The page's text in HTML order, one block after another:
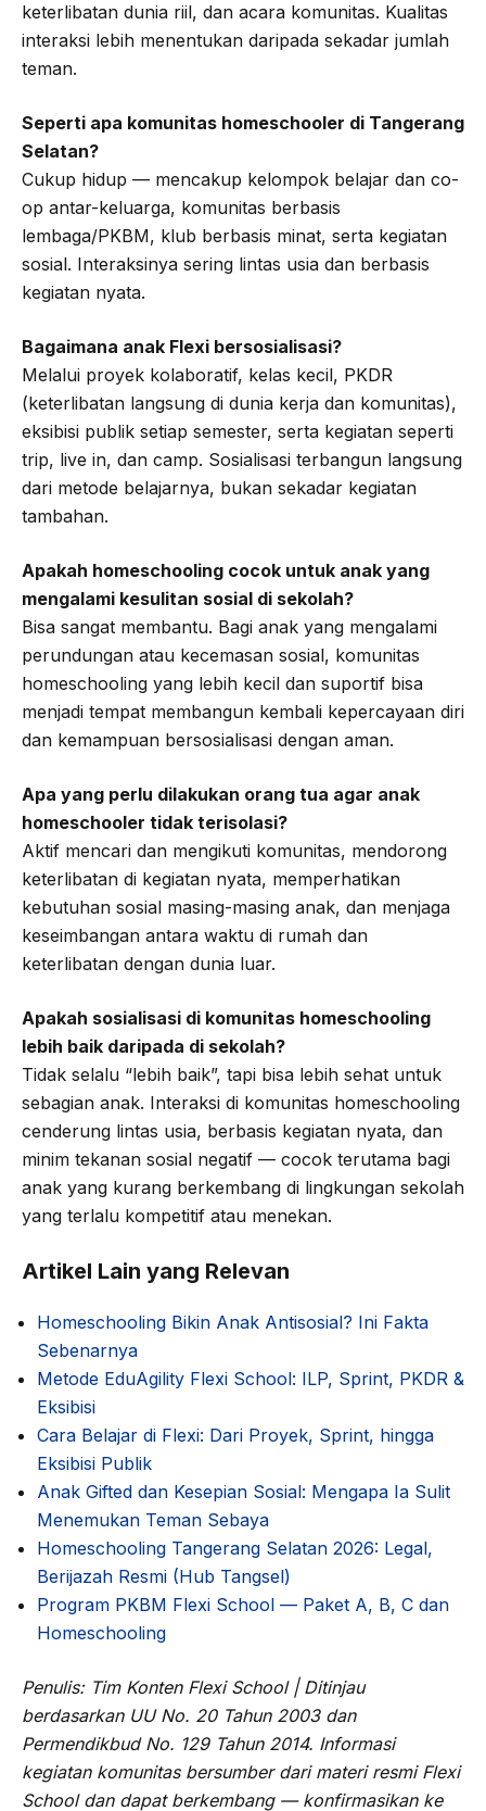
keterlibatan dunia riil, dan acara komunitas. Kualitas
interaksi lebih menentukan daripada sekadar jumlah
teman.
Seperti apa komunitas homeschooler di Tangerang
Selatan?
Cukup hidup — mencakup kelompok belajar dan co-
op antar-keluarga, komunitas berbasis
lembaga/PKBM, klub berbasis minat, serta kegiatan
sosial. Interaksinya sering lintas usia dan berbasis
kegiatan nyata.
Bagaimana anak Flexi bersosialisasi?
Melalui proyek kolaboratif, kelas kecil, PKDR
(keterlibatan langsung di dunia kerja dan komunitas),
eksibisi publik setiap semester, serta kegiatan seperti
trip, live in, dan camp. Sosialisasi terbangun langsung
dari metode belajarnya, bukan sekadar kegiatan
tambahan.
Apakah homeschooling cocok untuk anak yang
mengalami kesulitan sosial di sekolah?
Bisa sangat membantu. Bagi anak yang mengalami
perundungan atau kecemasan sosial, komunitas
homeschooling yang lebih kecil dan suportif bisa
menjadi tempat membangun kembali kepercayaan diri
dan kemampuan bersosialisasi dengan aman.
Apa yang perlu dilakukan orang tua agar anak
homeschooler tidak terisolasi?
Aktif mencari dan mengikuti komunitas, mendorong
keterlibatan di kegiatan nyata, memperhatikan
kebutuhan sosial masing-masing anak, dan menjaga
keseimbangan antara waktu di rumah dan
keterlibatan dengan dunia luar.
Apakah sosialisasi di komunitas homeschooling
lebih baik daripada di sekolah?
Tidak selalu “lebih baik”, tapi bisa lebih sehat untuk
sebagian anak. Interaksi di komunitas homeschooling
cenderung lintas usia, berbasis kegiatan nyata, dan
minim tekanan sosial negatif — cocok terutama bagi
anak yang kurang berkembang di lingkungan sekolah
yang terlalu kompetitif atau menekan.
Artikel Lain yang Relevan
Homeschooling Bikin Anak Antisosial? Ini Fakta
Sebenarnya
Metode EduAgility Flexi School: ILP, Sprint, PKDR &
Eksibisi
Cara Belajar di Flexi: Dari Proyek, Sprint, hingga
Eksibisi Publik
Anak Gifted dan Kesepian Sosial: Mengapa Ia Sulit
Menemukan Teman Sebaya
Homeschooling Tangerang Selatan 2026: Legal,
Berijazah Resmi (Hub Tangsel)
Program PKBM Flexi School — Paket A, B, C dan
Homeschooling
Penulis: Tim Konten Flexi School | Ditinjau
berdasarkan UU No. 20 Tahun 2003 dan
Permendikbud No. 129 Tahun 2014. Informasi
kegiatan komunitas bersumber dari materi resmi Flexi
School dan dapat berkembang — konfirmasikan ke